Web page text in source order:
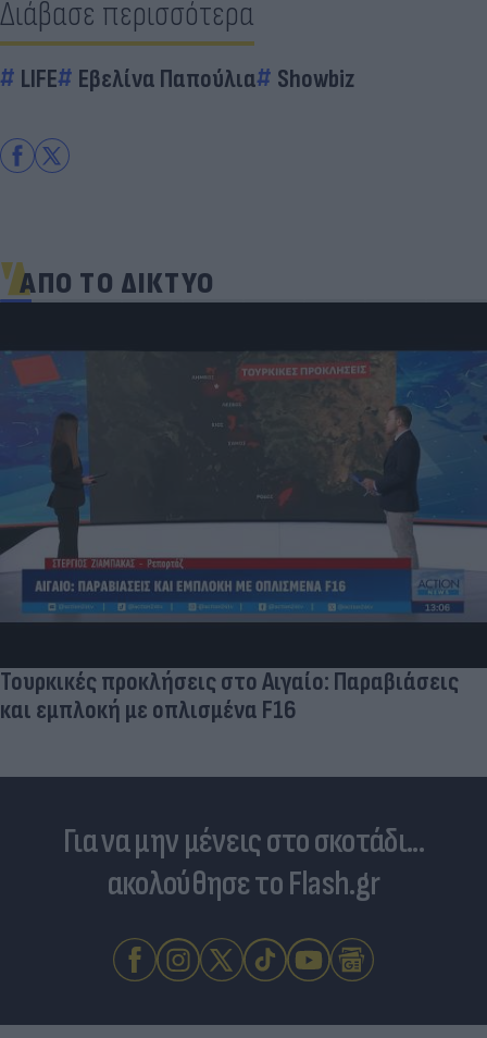
Διάβασε περισσότερα
LIFE Εβελίνα Παπούλια Showbiz
ΑΠΟ ΤΟ ΔΙΚΤΥΟ
Τουρκικές προκλήσεις στο Αιγαίο: Παραβιάσεις
και εμπλοκή με οπλισμένα F16
Για να μην μένεις στο σκοτάδι...
ακολούθησε το Flash.gr